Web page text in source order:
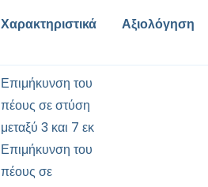
Χαρακτηριστικά Αξιολόγηση
Επιμήκυνση του
πέους σε στύση
μεταξύ 3 και 7 εκ
Επιμήκυνση του
πέους σε